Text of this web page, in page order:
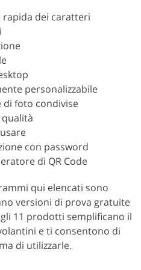
rapida dei caratteri
personalizzabile
di foto condivise
con password
di QR Code
qui elencati sono
versioni di prova gratuite
11 prodotti semplificano il
e ti consentono di
di utilizzarle.